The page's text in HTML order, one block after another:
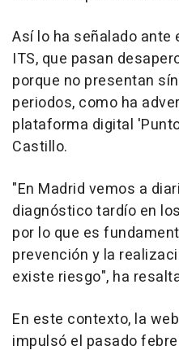
Así lo ha señalado
ITS, que pasan
porque no presentan
periodos, como ha
plataforma digital
Castillo.
"En Madrid vemos a
diagnóstico tardío en
por lo que es
prevención y la
existe riesgo", ha
En este contexto, la
impulsó el pasado